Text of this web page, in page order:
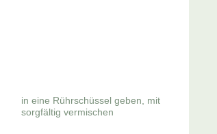
in eine Rührschüssel geben, mit
sorgfältig vermischen